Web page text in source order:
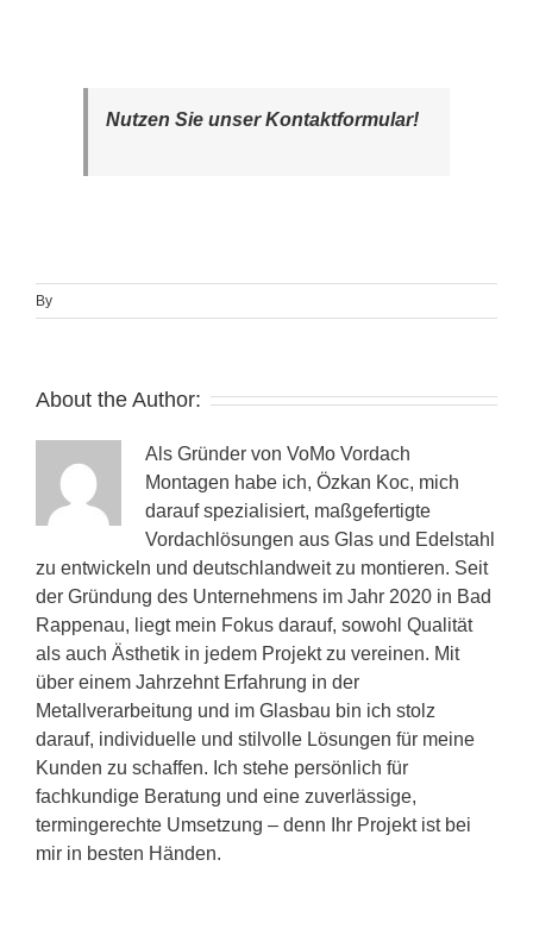
Nutzen Sie unser Kontaktformular!
By
About the Author:
Als Gründer von VoMo Vordach
Montagen habe ich, Özkan Koc, mich
darauf spezialisiert, maßgefertigte
Vordachlösungen aus Glas und Edelstahl
zu entwickeln und deutschlandweit zu montieren. Seit
der Gründung des Unternehmens im Jahr 2020 in Bad
Rappenau, liegt mein Fokus darauf, sowohl Qualität
als auch Ästhetik in jedem Projekt zu vereinen. Mit
über einem Jahrzehnt Erfahrung in der
Metallverarbeitung und im Glasbau bin ich stolz
darauf, individuelle und stilvolle Lösungen für meine
Kunden zu schaffen. Ich stehe persönlich für
fachkundige Beratung und eine zuverlässige,
termingerechte Umsetzung – denn Ihr Projekt ist bei
mir in besten Händen.